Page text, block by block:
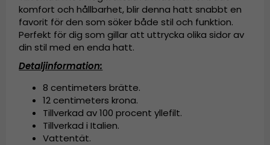
komfort och hållbarhet, blir denna hatt snabbt en
favorit för den som söker både stil och funktion.
Perfekt för dig som gillar att uttrycka olika sidor av
din stil med en enda hatt.
Detaljinformation:
8 centimeters brätte.
12 centimeters krona.
Tillverkad av 100 procent yllefilt.
Tillverkad i Italien.
Vattentät.